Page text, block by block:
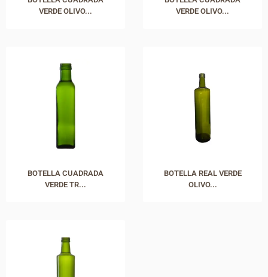
VERDE OLIVO...
VERDE OLIVO...
BOTELLA CUADRADA
VERDE TR...
BOTELLA REAL VERDE
OLIVO...